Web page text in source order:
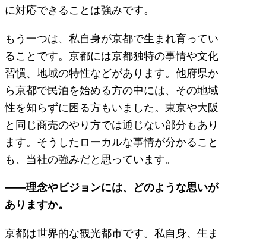
に対応できることは強みです。
もう一つは、私自身が京都で生まれ育ってい
ることです。京都には京都独特の事情や文化
習慣、地域の特性などがあります。他府県か
ら京都で民泊を始める方の中には、その地域
性を知らずに困る方もいました。東京や大阪
と同じ商売のやり方では通じない部分もあり
ます。そうしたローカルな事情が分かること
も、当社の強みだと思っています。
――理念やビジョンには、どのような思いが
ありますか。
京都は世界的な観光都市です。私自身、生ま